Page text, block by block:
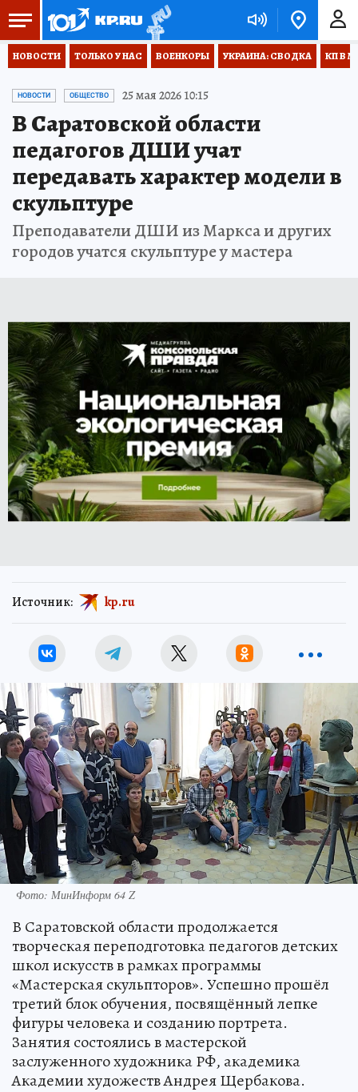
НОВОСТИ ТОЛЬКО У НАС ВОЕНКОРЫ УКРАИНА: СВОДКА КП В
НОВОСТИ ОБЩЕСТВО 25 мая 2026 10:15
В Саратовской области
педагогов ДШИ учат
передавать характер модели в
скульптуре
Преподаватели ДШИ из Маркса и других
городов учатся скульптуре у мастера
Источник: kp.ru
Фото: МинИнформ 64 Z
В Саратовской области продолжается
творческая переподготовка педагогов детских
школ искусств в рамках программы
«Мастерская скульпторов». Успешно прошёл
третий блок обучения, посвящённый лепке
фигуры человека и созданию портрета.
Занятия состоялись в мастерской
заслуженного художника РФ, академика
Академии художеств Андрея Щербакова.